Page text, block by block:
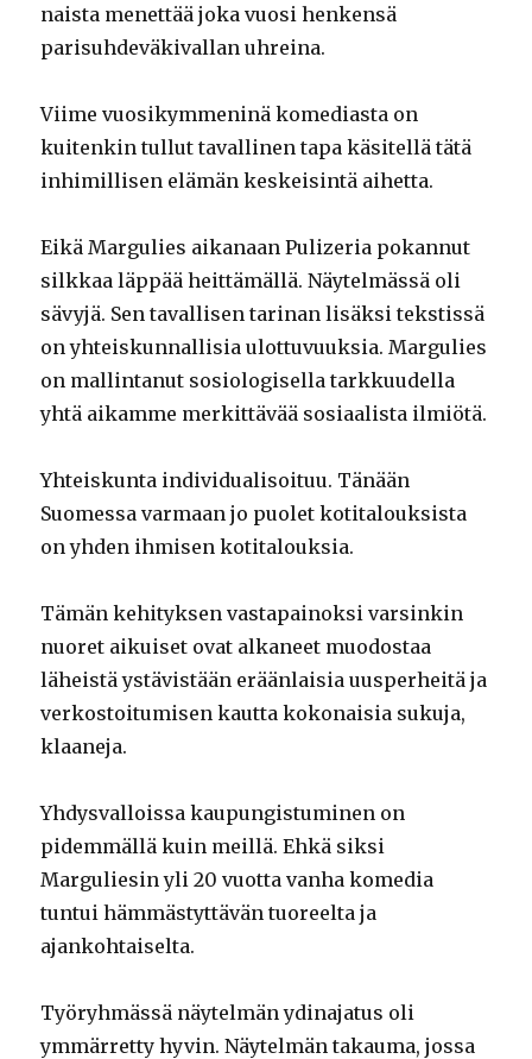
naista menettää joka vuosi henkensä
parisuhdeväkivallan uhreina.
Viime vuosikymmeninä komediasta on
kuitenkin tullut tavallinen tapa käsitellä tätä
inhimillisen elämän keskeisintä aihetta.
Eikä Margulies aikanaan Pulizeria pokannut
silkkaa läppää heittämällä. Näytelmässä oli
sävyjä. Sen tavallisen tarinan lisäksi tekstissä
on yhteiskunnallisia ulottuvuuksia. Margulies
on mallintanut sosiologisella tarkkuudella
yhtä aikamme merkittävää sosiaalista ilmiötä.
Yhteiskunta individualisoituu. Tänään
Suomessa varmaan jo puolet kotitalouksista
on yhden ihmisen kotitalouksia.
Tämän kehityksen vastapainoksi varsinkin
nuoret aikuiset ovat alkaneet muodostaa
läheistä ystävistään eräänlaisia uusperheitä ja
verkostoitumisen kautta kokonaisia sukuja,
klaaneja.
Yhdysvalloissa kaupungistuminen on
pidemmällä kuin meillä. Ehkä siksi
Marguliesin yli 20 vuotta vanha komedia
tuntui hämmästyttävän tuoreelta ja
ajankohtaiselta.
Työryhmässä näytelmän ydinajatus oli
ymmärretty hyvin. Näytelmän takauma, jossa